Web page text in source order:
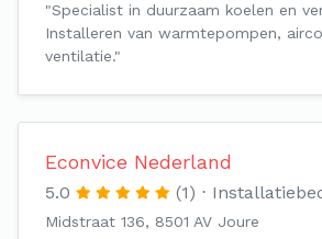
"Specialist in duurzaam koelen en
Installeren van warmtepompen,
ventilatie."
Econvice Nederland
5.0 (1)
Midstraat 136, 8501 AV Joure